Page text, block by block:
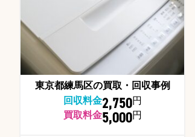
東京都練馬区の買取・回収事例
回収料金2,750円
買取料金5,000円